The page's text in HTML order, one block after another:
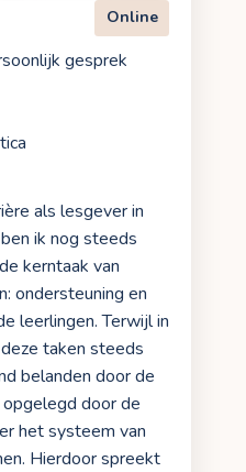
Online
gesprek
als lesgever in
ik nog steeds
kerntaak van
ondersteuning en
leerlingen. Terwijl in
taken steeds
belanden door de
door de
het systeem van
Hierdoor spreekt